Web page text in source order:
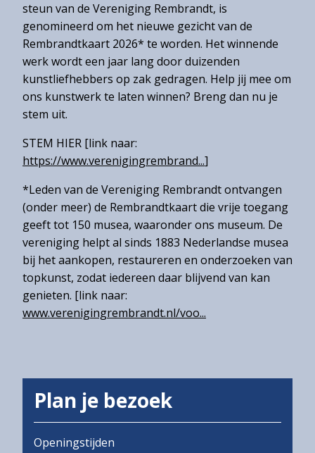
steun van de Vereniging Rembrandt, is
genomineerd om het nieuwe gezicht van de
Rembrandtkaart 2026* te worden. Het winnende
werk wordt een jaar lang door duizenden
kunstliefhebbers op zak gedragen. Help jij mee om
ons kunstwerk te laten winnen? Breng dan nu je
stem uit.
STEM HIER [link naar:
https://www.verenigingrembrand...]
*Leden van de Vereniging Rembrandt ontvangen
(onder meer) de Rembrandtkaart die vrije toegang
geeft tot 150 musea, waaronder ons museum. De
vereniging helpt al sinds 1883 Nederlandse musea
bij het aankopen, restaureren en onderzoeken van
topkunst, zodat iedereen daar blijvend van kan
genieten. [link naar:
www.verenigingrembrandt.nl/voo...
Plan je bezoek
Openingstijden
Toegankelijkheid
Groepen
Gemeentearchief
Winkel
Contact
Over
het
Hannemahuis
Privacystatement